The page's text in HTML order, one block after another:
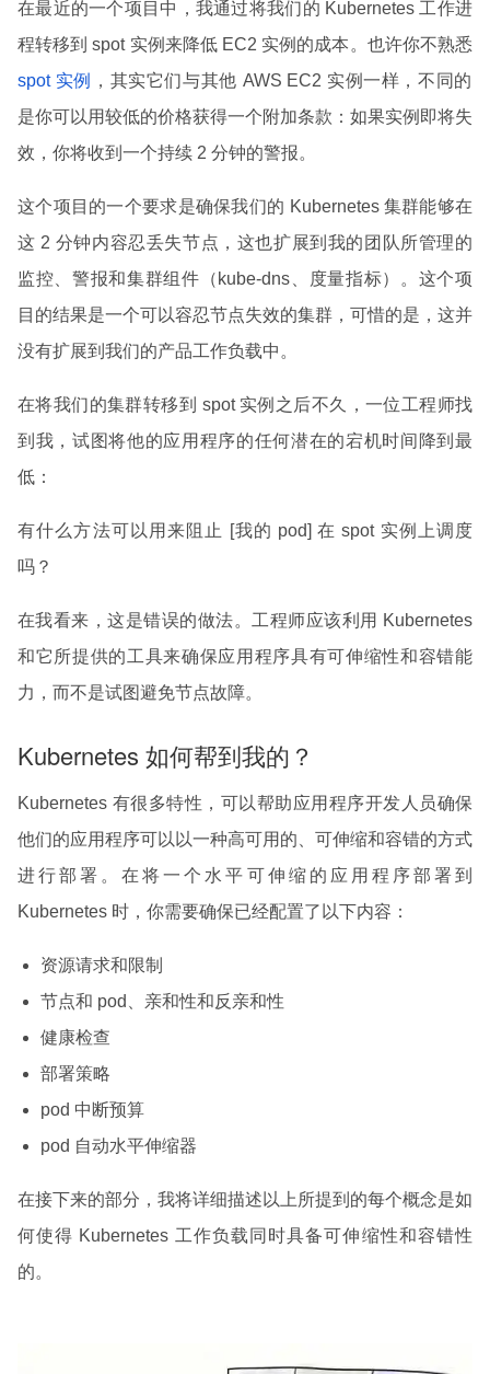
在最近的一个项目中，我通过将我们的 Kubernetes 工作进
程转移到 spot 实例来降低 EC2 实例的成本。也许你不熟悉
spot 实例
，其实它们与其他 AWS EC2 实例一样，不同的
是你可以用较低的价格获得一个附加条款：如果实例即将失
效，你将收到一个持续 2 分钟的警报。
这个项目的一个要求是确保我们的 Kubernetes 集群能够在
这 2 分钟内容忍丢失节点，这也扩展到我的团队所管理的
监控、警报和集群组件（kube-dns、度量指标）。这个项
目的结果是一个可以容忍节点失效的集群，可惜的是，这并
没有扩展到我们的产品工作负载中。
在将我们的集群转移到 spot 实例之后不久，一位工程师找
到我，试图将他的应用程序的任何潜在的宕机时间降到最
低：
有什么方法可以用来阻止 [我的 pod] 在 spot 实例上调度
吗？
在我看来，这是错误的做法。工程师应该利用 Kubernetes
和它所提供的工具来确保应用程序具有可伸缩性和容错能
力，而不是试图避免节点故障。
Kubernetes 如何帮到我的？
Kubernetes 有很多特性，可以帮助应用程序开发人员确保
他们的应用程序可以以一种高可用的、可伸缩和容错的方式
进行部署。在将一个水平可伸缩的应用程序部署到
Kubernetes 时，你需要确保已经配置了以下内容：
资源请求和限制
节点和 pod、亲和性和反亲和性
健康检查
部署策略
pod 中断预算
pod 自动水平伸缩器
在接下来的部分，我将详细描述以上所提到的每个概念是如
何使得 Kubernetes 工作负载同时具备可伸缩性和容错性
的。